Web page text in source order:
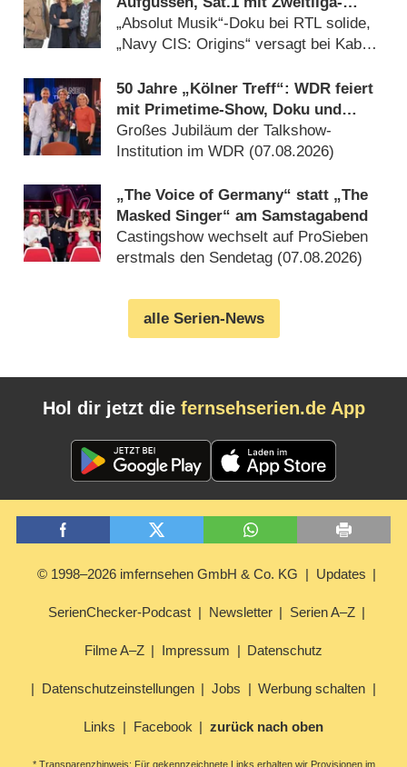
Auftakt
„Absolut Musik“-Doku bei RTL solide,
„Navy CIS: Origins“ versagt bei Kabel
50 Jahre „Kölner Treff“: WDR feiert
mit Primetime-Show, Doku und
Rückblicken
Großes Jubiläum der Talkshow-
Institution im WDR (07.08.2026)
„The Voice of Germany“ statt „The
Masked Singer“ am Samstagabend
Castingshow wechselt auf ProSieben
erstmals den Sendetag (07.08.2026)
alle Serien-News
Hol dir jetzt die fernsehserien.de App
© 1998–2026 imfernsehen GmbH & Co. KG Updates
SerienChecker-Podcast Newsletter Serien A–Z
Filme A–Z Impressum Datenschutz
Datenschutzeinstellungen Jobs Werbung schalten
Links Facebook zurück nach oben
* Transparenzhinweis: Für gekennzeichnete Links erhalten wir Provisionen im